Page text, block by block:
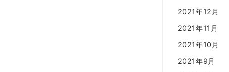
2021年12月
2021年11月
2021年10月
2021年9月